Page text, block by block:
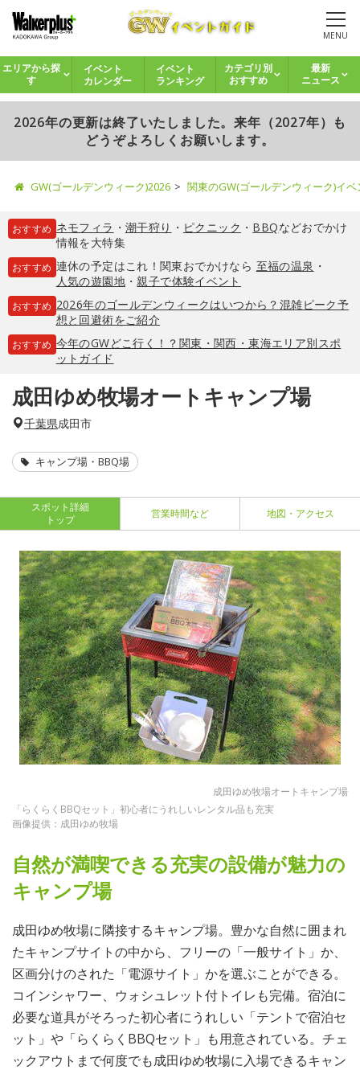
MENU
エリアから探
す
イベント
カレンダー
イベント
ランキング
カテゴリ別
おすすめ
最新
ニュース
2026年の更新は終了いたしました。来年（2027年）も
どうぞよろしくお願いします。
GW(ゴールデンウィーク)2026 関東のGW(ゴールデンウィーク)イ
おすすめ ネモフィラ ・ 潮干狩り ・ ピクニック ・ BBQなどおでかけ
情報を大特集
おすすめ 連休の予定はこれ！関東おでかけなら 至福の温泉 ・
人気の遊園地・親子で体験イベント
おすすめ 2026年のゴールデンウィークはいつから？混雑ピーク予
想と回避術をご紹介
おすすめ 今年のGWどこ行く！？関東・関西・東海エリア別スポ
ットガイド
成田ゆめ牧場オートキャンプ場
千葉県成田市
キャンプ場・BBQ場
スポット詳細
トップ
営業時間など 地図・アクセス
成田ゆめ牧場オートキャンプ場
「らくらくBBQセット」初心者にうれしいレンタル品も充実
画像提供：成田ゆめ牧場
自然が満喫できる充実の設備が魅力の
キャンプ場
成田ゆめ牧場に隣接するキャンプ場。豊かな自然に囲まれ
たキャンプサイトの中から、フリーの「一般サイト」か、
区画分けのされた「電源サイト」かを選ぶことができる。
コインシャワー、ウォシュレット付トイレも完備。宿泊に
必要な道具がそろった初心者にうれしい「テントで宿泊セ
ット」や「らくらくBBQセット」も用意されている。チェ
ックアウトまで何度でも成田ゆめ牧場に入場できるキャン